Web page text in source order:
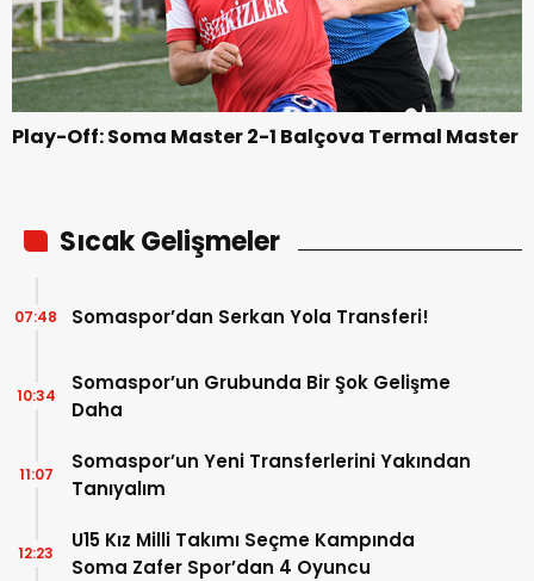
Play-Off: Soma Master 2-1 Balçova Termal Master
Sıcak Gelişmeler
Somaspor’dan Serkan Yola Transferi!
07:48
Somaspor’un Grubunda Bir Şok Gelişme
Daha
10:34
Somaspor’un Yeni Transferlerini Yakından
Tanıyalım
11:07
U15 Kız Milli Takımı Seçme Kampında
Soma Zafer Spor’dan 4 Oyuncu
12:23